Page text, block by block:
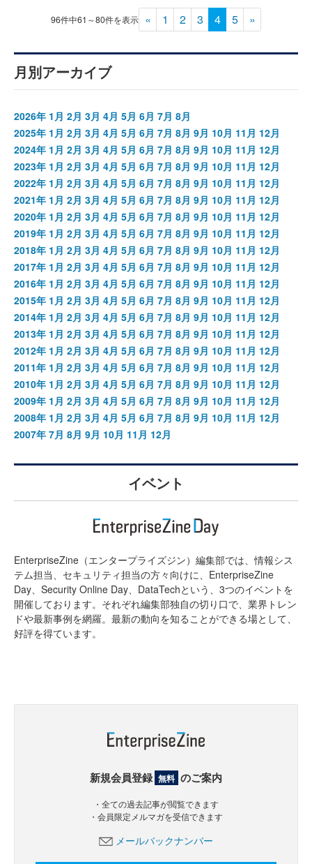
96件中61～80件を表示 « 1 2 3 4 5 »
月別アーカイブ
2026年 1月 2月 3月 4月 5月 6月 7月 8月
2025年 1月 2月 3月 4月 5月 6月 7月 8月 9月 10月 11月 12月
2024年 1月 2月 3月 4月 5月 6月 7月 8月 9月 10月 11月 12月
2023年 1月 2月 3月 4月 5月 6月 7月 8月 9月 10月 11月 12月
2022年 1月 2月 3月 4月 5月 6月 7月 8月 9月 10月 11月 12月
2021年 1月 2月 3月 4月 5月 6月 7月 8月 9月 10月 11月 12月
2020年 1月 2月 3月 4月 5月 6月 7月 8月 9月 10月 11月 12月
2019年 1月 2月 3月 4月 5月 6月 7月 8月 9月 10月 11月 12月
2018年 1月 2月 3月 4月 5月 6月 7月 8月 9月 10月 11月 12月
2017年 1月 2月 3月 4月 5月 6月 7月 8月 9月 10月 11月 12月
2016年 1月 2月 3月 4月 5月 6月 7月 8月 9月 10月 11月 12月
2015年 1月 2月 3月 4月 5月 6月 7月 8月 9月 10月 11月 12月
2014年 1月 2月 3月 4月 5月 6月 7月 8月 9月 10月 11月 12月
2013年 1月 2月 3月 4月 5月 6月 7月 8月 9月 10月 11月 12月
2012年 1月 2月 3月 4月 5月 6月 7月 8月 9月 10月 11月 12月
2011年 1月 2月 3月 4月 5月 6月 7月 8月 9月 10月 11月 12月
2010年 1月 2月 3月 4月 5月 6月 7月 8月 9月 10月 11月 12月
2009年 1月 2月 3月 4月 5月 6月 7月 8月 9月 10月 11月 12月
2008年 1月 2月 3月 4月 5月 6月 7月 8月 9月 10月 11月 12月
2007年 7月 8月 9月 10月 11月 12月
イベント
EnterpriseZine（エンタープライズジン）編集部では、情報シス
テム担当、セキュリティ担当の方々向けに、EnterpriseZine
Day、Security Online Day、DataTechという、3つのイベントを
開催しております。それぞれ編集部独自の切り口で、業界トレン
ドや最新事例を網羅。最新の動向を知ることができる場として、
好評を得ています。
新規会員登録 無料 のご案内
・全ての過去記事が閲覧できます
・会員限定メルマガを受信できます
メールバックナンバー